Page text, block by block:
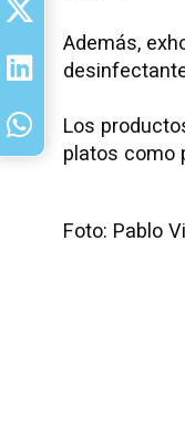
Además,
Los
platos como
Foto: Pablo